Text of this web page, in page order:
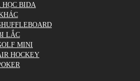
HỌC BIDA
LẮC
MINI
HOCKEY